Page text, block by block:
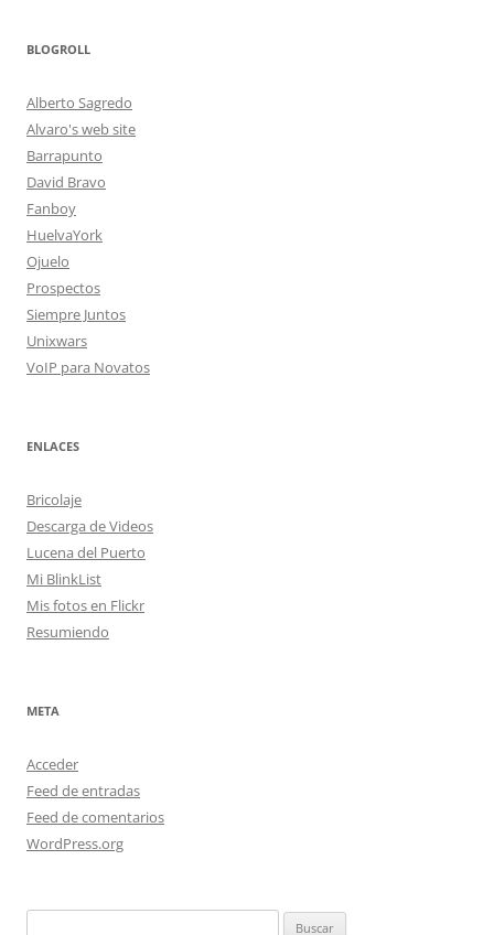
BLOGROLL
Alberto Sagredo
Alvaro's web site
Barrapunto
David Bravo
Fanboy
HuelvaYork
Ojuelo
Prospectos
Siempre Juntos
Unixwars
VoIP para Novatos
ENLACES
Bricolaje
Descarga de Videos
Lucena del Puerto
Mi BlinkList
Mis fotos en Flickr
Resumiendo
META
Acceder
Feed de entradas
Feed de comentarios
WordPress.org